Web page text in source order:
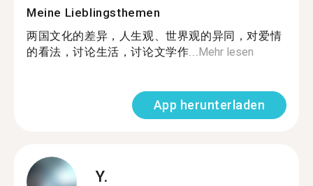
Meine Lieblingsthemen
两国文化的差异，人生观、世界观的异同，对爱情
的看法，讨论生活，讨论文学作... Mehr lesen
App herunterladen
Y.